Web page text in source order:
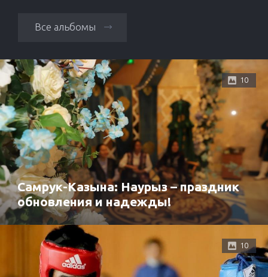
Все альбомы
10
Самрук-Казына: Наурыз – праздник
обновления и надежды!
10